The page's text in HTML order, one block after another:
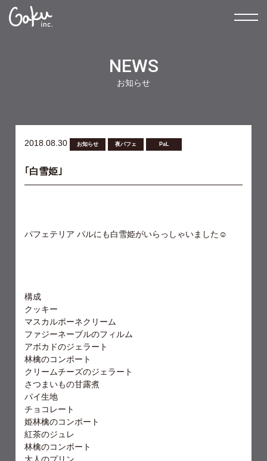
NEWS
お知らせ
2018.08.30 お知らせ 夜パフェ PaL
｢白雪姫｣
パフェテリア パルにも白雪姫がいらっしゃいました☺︎︎
構成
クッキー
マスカルポーネクリーム
ファジーネーブルのフィルム
アボカドのジェラート
林檎のコンポート
クリームチーズのジェラート
さつまいもの甘露煮
パイ生地
チョコレート
姫林檎のコンポート
紅茶のジュレ
林檎のコンポート